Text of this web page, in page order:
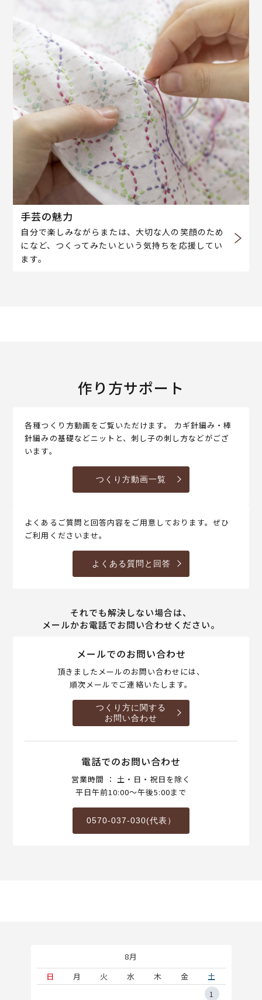
手芸の魅力
自分で楽しみながらまたは、大切な人の笑顔のため
になど、つくってみたいという気持ちを応援してい
ます。
作り方サポート
各種つくり方動画をご覧いただけます。 カギ針編み・棒
針編みの基礎などニットと、刺し子の刺し方などがござ
います。
つくり方動画一覧
よくあるご質問と回答内容をご用意しております。ぜひ
ご利用くださいませ。
よくある質問と回答
それでも解決しない場合は、
メールかお電話でお問い合わせください。
メールでのお問い合わせ
頂きましたメールのお問い合わせには、
順次メールでご連絡いたします。
つくり方に関する
お問い合わせ
電話でのお問い合わせ
営業時間 ： 土・日・祝日を除く
平日午前10:00～午後5:00まで
0570-037-030(代表）
8月
日
月 火 水 木 金
土
1